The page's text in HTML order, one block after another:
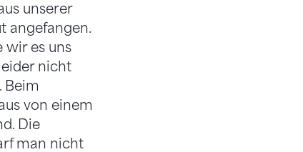
unserer
angefangen.
wir es uns
nicht
Beim
von einem
Die
man nicht